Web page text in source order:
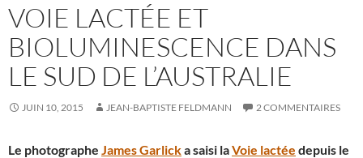
VOIE LACTÉE ET
BIOLUMINESCENCE DANS
LE SUD DE L’AUSTRALIE
JUIN 10, 2015 JEAN-BAPTISTE FELDMANN 2 COMMENTAIRES
Le photographe James Garlicka saisi laVoie lactée depuis le